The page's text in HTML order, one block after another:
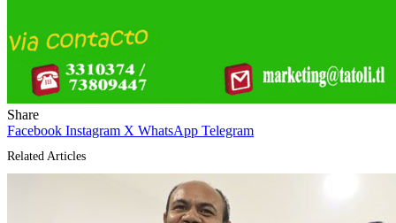
Share
Facebook Instagram X WhatsApp Telegram
Related Articles